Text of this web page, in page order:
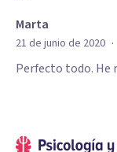
Marta
21 de junio de 2020 ·
Perfecto todo. He